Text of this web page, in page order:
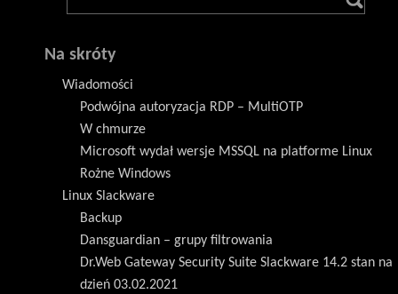
Na skróty
Wiadomości
Podwójna autoryzacja RDP – MultiOTP
W chmurze
Microsoft wydał wersje MSSQL na platforme Linux
Rożne Windows
Linux Slackware
Backup
Dansguardian – grupy filtrowania
Dr.Web Gateway Security Suite Slackware 14.2 stan na
dzień 03.02.2021